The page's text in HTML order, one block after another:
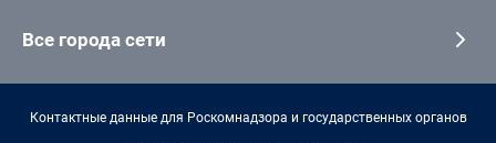
Все города сети
Контактные данные для Роскомнадзора и государственных органов